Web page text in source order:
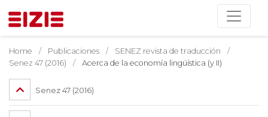
Home Publicaciones
SENEZ revista de traducción
Senez 47 (2016)
Acerca de la economía lingüística (y II)
Senez 47 (2016)